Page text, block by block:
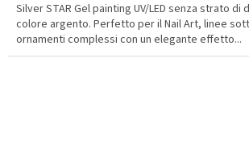
Silver STAR Gel painting UV/LED senza strato di
colore argento. Perfetto per il Nail Art, linee
ornamenti complessi con un elegante effetto...